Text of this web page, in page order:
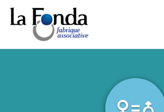
Aller
au
contenu
principal